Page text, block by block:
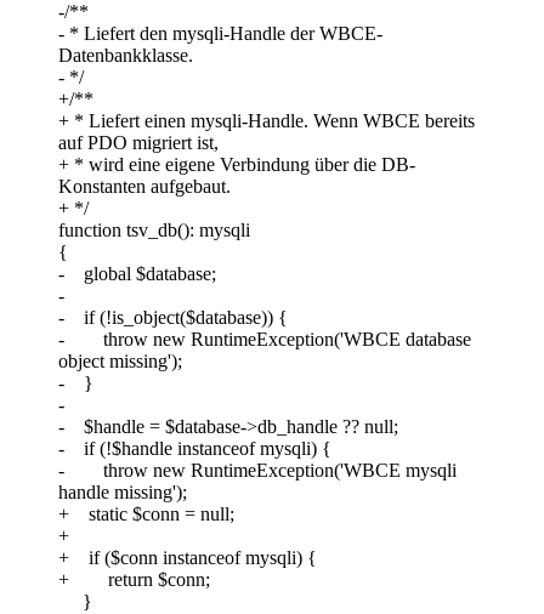
-/**
- * Liefert den mysqli-Handle der WBCE-
Datenbankklasse.
- */
+/**
+ * Liefert einen mysqli-Handle. Wenn WBCE bereits
auf PDO migriert ist,
+ * wird eine eigene Verbindung über die DB-
Konstanten aufgebaut.
+ */
function tsv_db(): mysqli
{
- global $database;
-
- if (!is_object($database)) {
- throw new RuntimeException('WBCE database
object missing');
- }
-
- $handle = $database->db_handle ?? null;
- if (!$handle instanceof mysqli) {
- throw new RuntimeException('WBCE mysqli
handle missing');
+ static $conn = null;
+
+ if ($conn instanceof mysqli) {
+ return $conn;
}